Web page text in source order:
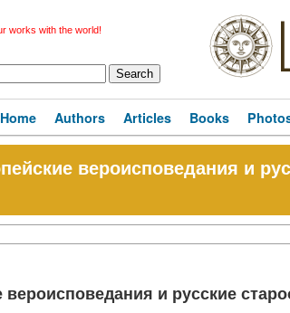
works with the world!
Home Authors Articles Books
вероисповедания и
и русские